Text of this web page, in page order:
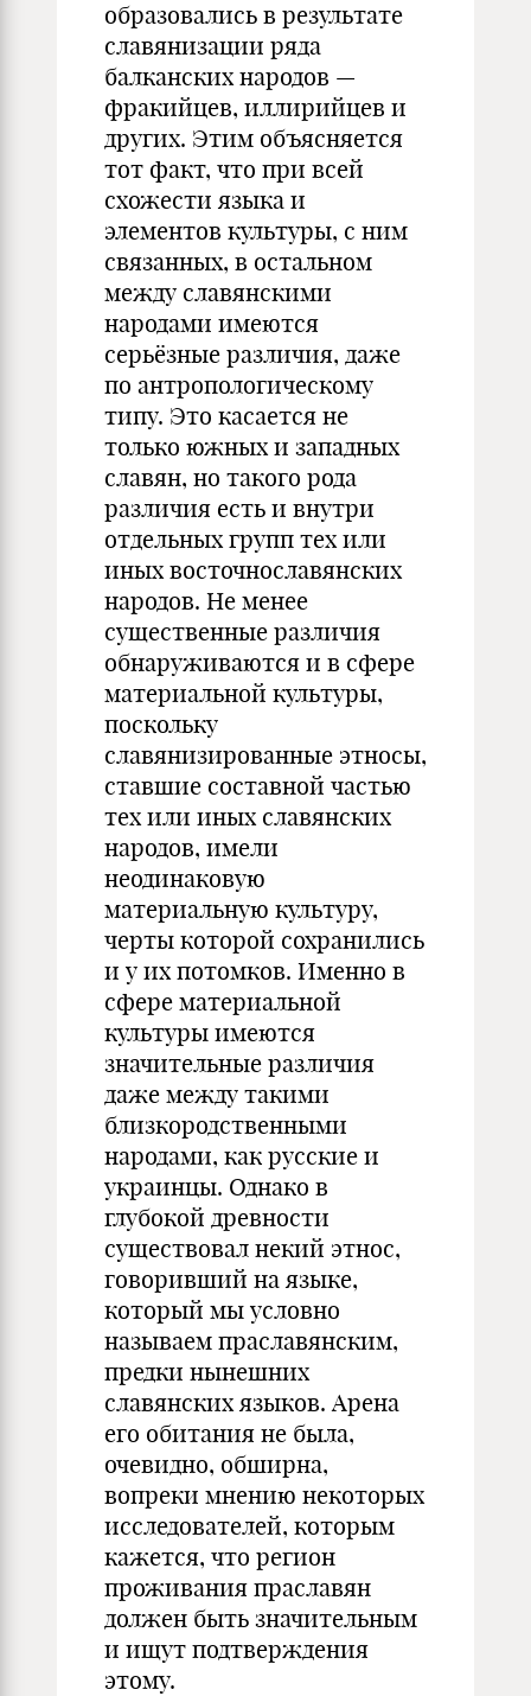
образовались в результате
славянизации ряда
балканских народов —
фракийцев, иллирийцев и
других. Этим объясняется
тот факт, что при всей
схожести языка и
элементов культуры, с ним
связанных, в остальном
между славянскими
народами имеются
серьёзные различия, даже
по антропологическому
типу. Это касается не
только южных и западных
славян, но такого рода
различия есть и внутри
отдельных групп тех или
иных восточнославянских
народов. Не менее
существенные различия
обнаруживаются и в сфере
материальной культуры,
поскольку
славянизированные этносы,
ставшие составной частью
тех или иных славянских
народов, имели
неодинаковую
материальную культуру,
черты которой сохранились
и у их потомков. Именно в
сфере материальной
культуры имеются
значительные различия
даже между такими
близкородственными
народами, как русские и
украинцы. Однако в
глубокой древности
существовал некий этнос,
говоривший на языке,
который мы условно
называем праславянским,
предки нынешних
славянских языков. Арена
его обитания не была,
очевидно, обширна,
вопреки мнению некоторых
исследователей, которым
кажется, что регион
проживания праславян
должен быть значительным
и ищут подтверждения
этому.